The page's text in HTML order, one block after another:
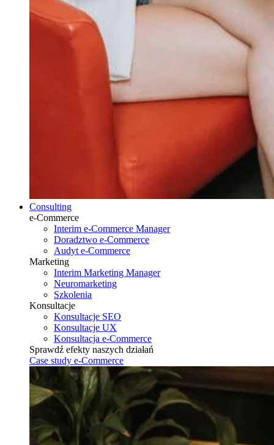
Consulting
e-Commerce
Interim e-Commerce Manager
Doradztwo e-Commerce
Audyt e-Commerce
Marketing
Interim Marketing Manager
Neuromarketing
Szkolenia
Konsultacje
Konsultacje SEO
Konsultacje UX
Konsultacja e-Commerce
Sprawdź efekty naszych działań
Case study e-Commerce